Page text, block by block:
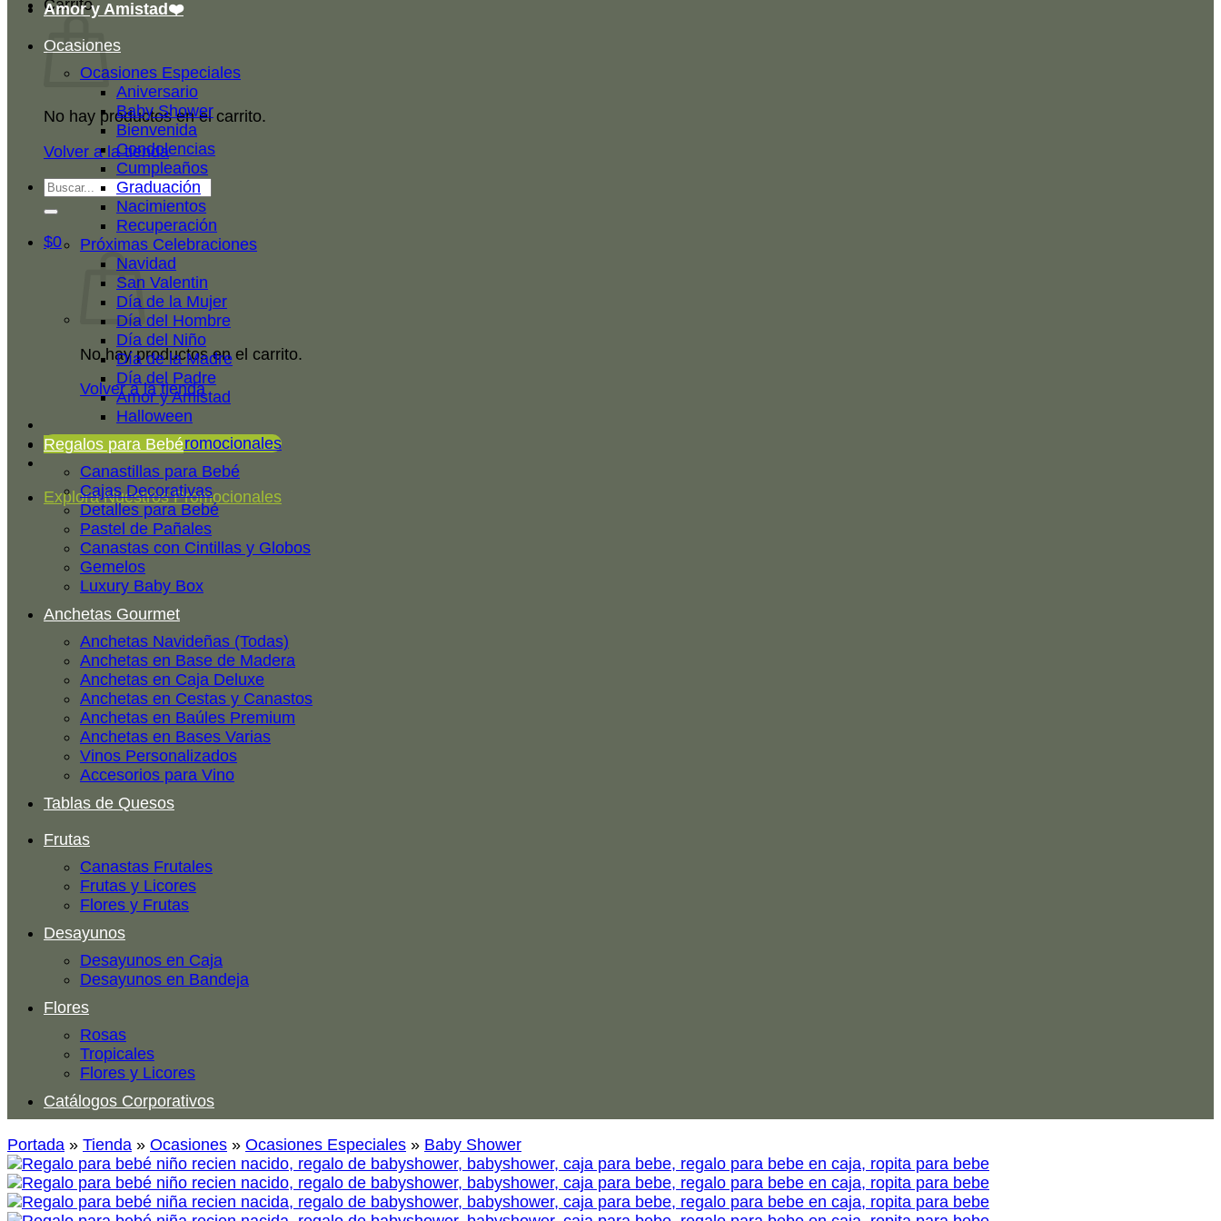
Carrito
No hay productos en el carrito.
Volver a la tienda
Buscar
por:
$0
No hay productos en el carrito.
Volver a la tienda
Explora Nuestros Promocionales
Explora Nuestros Promocionales
Amor y Amistad❤️
Ocasiones
Ocasiones Especiales
Aniversario
Baby Shower
Bienvenida
Condolencias
Cumpleaños
Graduación
Nacimientos
Recuperación
Próximas Celebraciones
Navidad
San Valentin
Día de la Mujer
Día del Hombre
Día del Niño
Día de la Madre
Día del Padre
Amor y Amistad
Halloween
Regalos para Bebé
Canastillas para Bebé
Cajas Decorativas
Detalles para Bebé
Pastel de Pañales
Canastas con Cintillas y Globos
Gemelos
Luxury Baby Box
Anchetas Gourmet
Anchetas Navideñas (Todas)
Anchetas en Base de Madera
Anchetas en Caja Deluxe
Anchetas en Cestas y Canastos
Anchetas en Baúles Premium
Anchetas en Bases Varias
Vinos Personalizados
Accesorios para Vino
Tablas de Quesos
Frutas
Canastas Frutales
Frutas y Licores
Flores y Frutas
Desayunos
Desayunos en Caja
Desayunos en Bandeja
Flores
Rosas
Tropicales
Flores y Licores
Catálogos Corporativos
Portada » Tienda » Ocasiones » Ocasiones Especiales » Baby Shower